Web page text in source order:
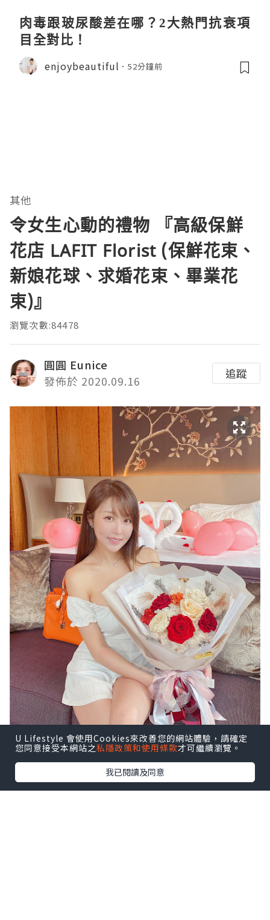
肉毒跟玻尿酸差在哪？2大熱門抗衰項
目全對比！
enjoybeautiful 52分鐘前
其他
令女生心動的禮物 『高級保鮮
花店 LAFIT Florist (保鮮花束、
新娘花球、求婚花束、畢業花
束)』
瀏覽次數:84478
圓圓 Eunice
發佈於 2020.09.16
追蹤
女生花都對有一種特殊的愛吧～
U Lifestyle 會使用Cookies來改善您的網站體驗，請確定
您同意接受本網站之私隱政策和使用條款才可繼續瀏覽。
我已閱讀及同意